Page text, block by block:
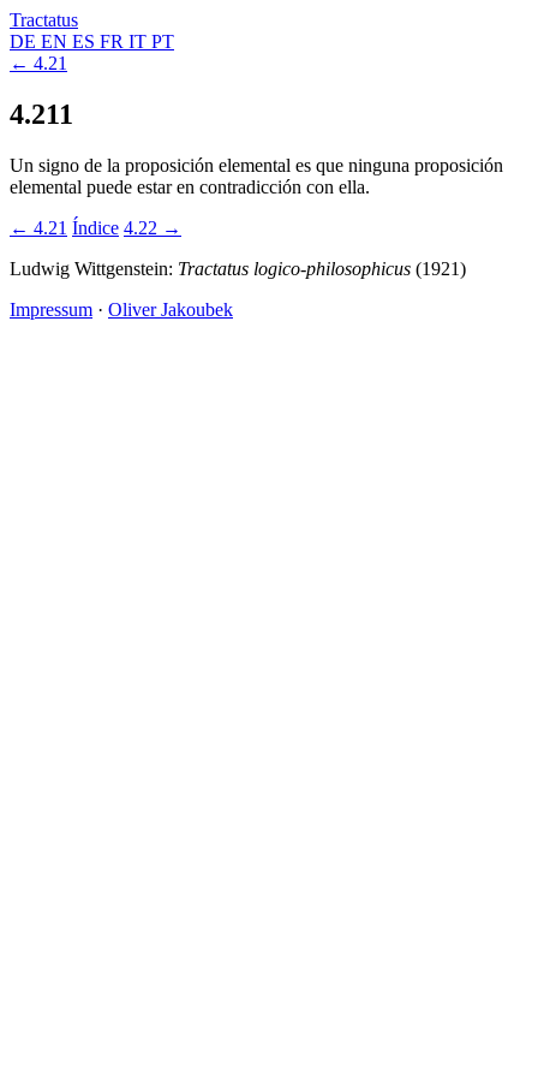
Tractatus
DE EN ES FR IT PT
← 4.21
4.211
Un signo de la proposición elemental es que ninguna proposición
elemental puede estar en contradicción con ella.
← 4.21 Índice 4.22 →
Ludwig Wittgenstein: Tractatus logico-philosophicus (1921)
Impressum · Oliver Jakoubek